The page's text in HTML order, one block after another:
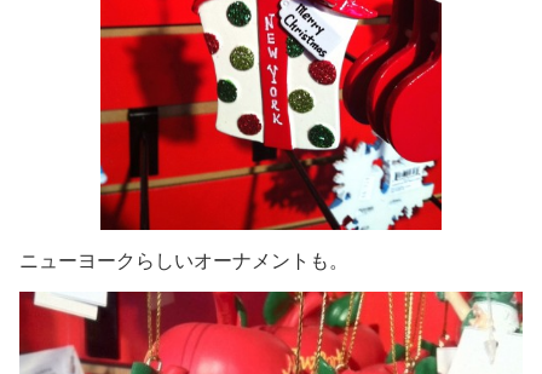
ニューヨークらしいオーナメントも。